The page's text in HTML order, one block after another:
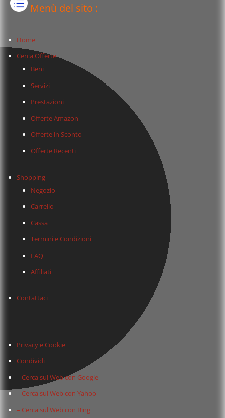
Menù del sito :
Home
Cerca Offerte
Beni
Servizi
Prestazioni
Offerte Amazon
Offerte in Sconto
Offerte Recenti
Shopping
Negozio
Carrello
Cassa
Termini e Condizioni
FAQ
Affiliati
Contattaci
Privacy e Cookie
Condividi
– Cerca sul Web con Google
– Cerca sul Web con Yahoo
– Cerca sul Web con Bing